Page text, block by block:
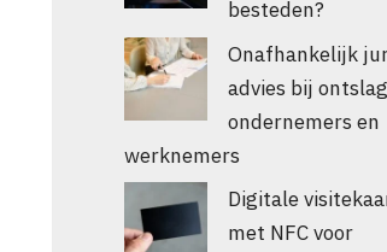
besteden?
Onafhankelijk
advies bij
ondernemers en
werknemers
Digitale
met NFC voor